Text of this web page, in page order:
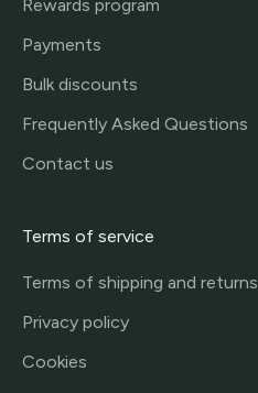
Rewards program
Payments
Bulk discounts
Frequently Asked Questions
Contact us
Terms of service
Terms of shipping and returns
Privacy policy
Cookies